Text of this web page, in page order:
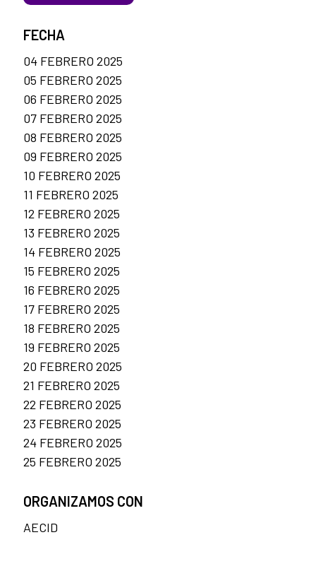
FECHA
04 FEBRERO 2025
05 FEBRERO 2025
06 FEBRERO 2025
07 FEBRERO 2025
08 FEBRERO 2025
09 FEBRERO 2025
10 FEBRERO 2025
11 FEBRERO 2025
12 FEBRERO 2025
13 FEBRERO 2025
14 FEBRERO 2025
15 FEBRERO 2025
16 FEBRERO 2025
17 FEBRERO 2025
18 FEBRERO 2025
19 FEBRERO 2025
20 FEBRERO 2025
21 FEBRERO 2025
22 FEBRERO 2025
23 FEBRERO 2025
24 FEBRERO 2025
25 FEBRERO 2025
ORGANIZAMOS CON
AECID